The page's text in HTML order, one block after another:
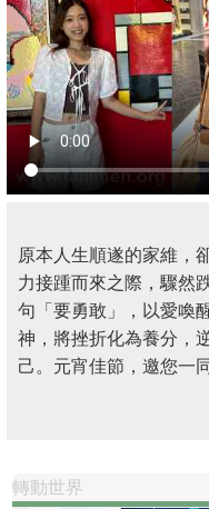
原本人生順遂的家維，
力接踵而來之際，驟然
句「要勇敢」，以愛喚
神，將挫折化為養分，
己。元宵佳節，邀您一
轉動世界